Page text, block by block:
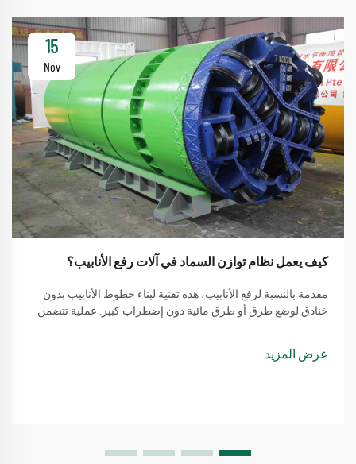
15
Nov
كيف يعمل نظام توازن السماد في آلات رفع الأنابيب؟
مقدمة بالنسبة لرفع الأنابيب، هذه تقنية لبناء خطوط الأنابيب بدون
خنادق لوضع طرق أو طرق مائية دون إضطراب كبير. عملية تتضمن
عرض المزيد